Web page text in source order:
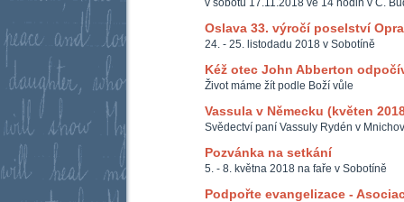
v sobotu 17.11.2018 ve 14 hodin v Č.
Oslava 33. výročí poselství
24. - 25. listodadu 2018 v Sobotíně
Kéž otec John Abberton
Život máme žít podle Boží vůle
Vassula v Německu (květen
Svědectví paní Vassuly Rydén v
Pozvánka na setkání
5. - 8. května 2018 na faře v Sobotíně
Podpořte evangelizace -